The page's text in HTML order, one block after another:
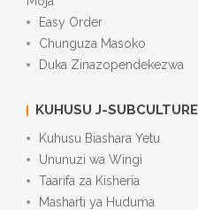
Easy Order
Chunguza Masoko
Duka Zinazopendekezwa
KUHUSU J-SUBCULTURE
Kuhusu Biashara Yetu
Ununuzi wa Wingi
Taarifa za Kisheria
Masharti ya Huduma